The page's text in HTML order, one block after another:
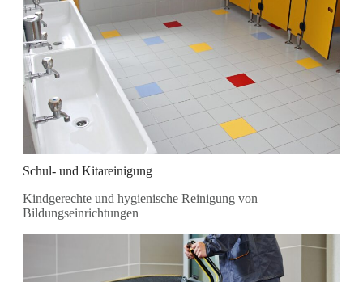
Schul- und Kitareinigung
Kindgerechte und hygienische Reinigung von
Bildungseinrichtungen